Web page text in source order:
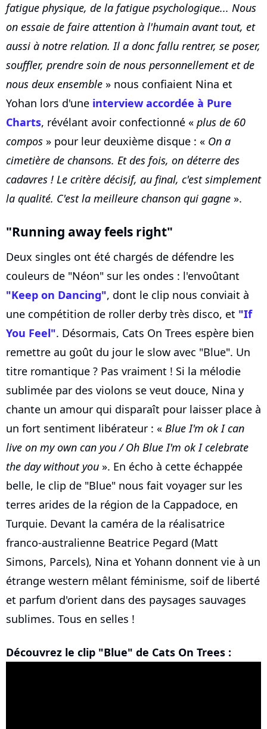
fatigue physique, de la fatigue psychologique... Nous
on essaie de faire attention à l'humain avant tout, et
aussi à notre relation. Il a donc fallu rentrer, se poser,
souffler, prendre soin de nous personnellement et de
nous deux ensemble » nous confiaient Nina et
Yohan lors d'une interview accordée à Pure
Charts, révélant avoir confectionné « plus de 60
compos » pour leur deuxième disque : « On a
cimetière de chansons. Et des fois, on déterre des
cadavres ! Le critère décisif, au final, c'est simplement
la qualité. C'est la meilleure chanson qui gagne ».
"Running away feels right"
Deux singles ont été chargés de défendre les
couleurs de "Néon" sur les ondes : l'envoûtant
"Keep on Dancing", dont le clip nous conviait à
une compétition de roller derby très disco, et "If
You Feel". Désormais, Cats On Trees espère bien
remettre au goût du jour le slow avec "Blue". Un
titre romantique ? Pas vraiment ! Si la mélodie
sublimée par des violons se veut douce, Nina y
chante un amour qui disparaît pour laisser place à
un fort sentiment libérateur : « Blue I'm ok I can
live on my own can you / Oh Blue I'm ok I celebrate
the day without you ». En écho à cette échappée
belle, le clip de "Blue" nous fait voyager sur les
terres arides de la région de la Cappadoce, en
Turquie. Devant la caméra de la réalisatrice
franco-australienne Beatrice Pegard (Matt
Simons, Parcels), Nina et Yohann donnent vie à un
étrange western mêlant féminisme, soif de liberté
et parfum d'orient dans des paysages sauvages
sublimes. Tous en selles !
Découvrez le clip "Blue" de Cats On Trees :